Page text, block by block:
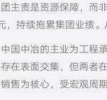
责是资源保障，而
，持续拖累集团业绩
中国中冶的主业为工程
在表面交集，但两
售为核心，受宏观